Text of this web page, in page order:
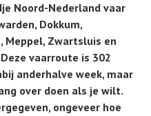
Noord-Nederland vaar
Dokkum,
Meppel, Zwartsluis en
vaarroute is 302
anderhalve week, maar
over doen als je wilt.
ongeveer hoe